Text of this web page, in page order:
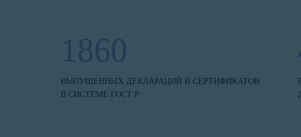
1860
ВЫПУЩЕННЫХ ДЕКЛАРАЦИЙ И СЕРТИФИКАТОВ
В СИСТЕМЕ ГОСТ Р